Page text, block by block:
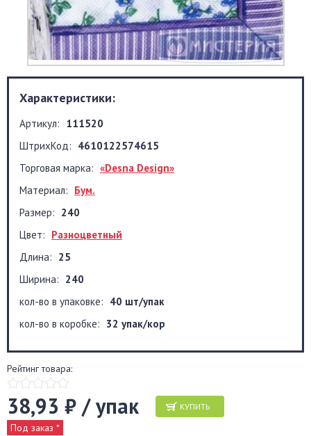
Характеристики:
Артикул: 111520
ШтрихКод: 4610122574615
Торговая марка: «Desna Design»
Материал: Бум.
Размер: 240
Цвет: Разноцветный
Длина: 25
Ширина: 240
кол-во в упаковке: 40 шт/упак
кол-во в коробке: 32 упак/кор
Рейтинг товара:
38,93 ₽ / упак КУПИТЬ
Под заказ *